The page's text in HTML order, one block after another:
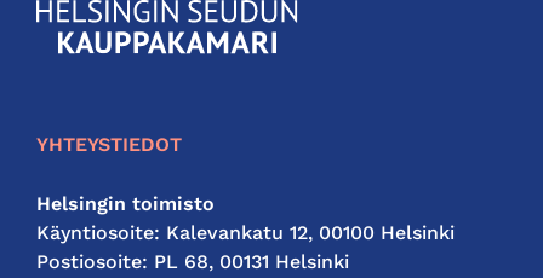
KauppakamariHelsingin
seudun
YHTEYSTIEDOT
Helsingin toimisto
Käyntiosoite: Kalevankatu 12, 00100 Helsinki
Postiosoite: PL 68, 00131 Helsinki